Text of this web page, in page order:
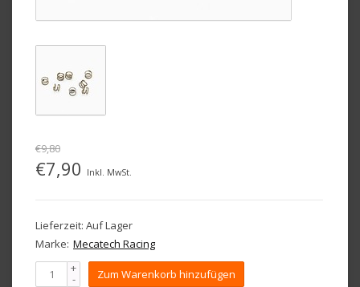
€9,80
€7,90 Inkl. MwSt.
Lieferzeit: Auf Lager
Marke: Mecatech Racing
+
- Zum Warenkorb hinzufügen